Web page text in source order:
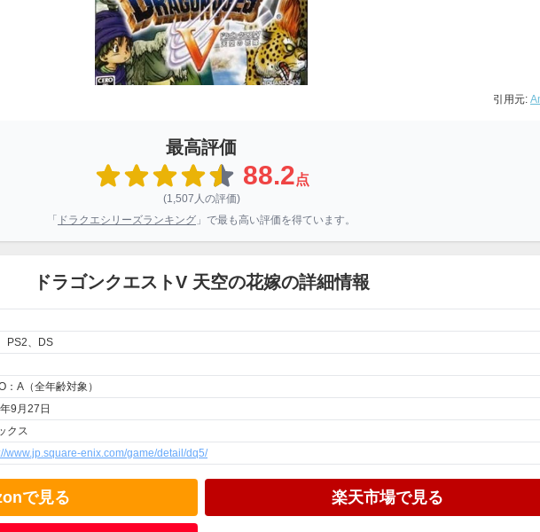
引用元:
最高評価
88.2点
(1,507人の評価)
「 ドラクエシリーズランキング 」で最も高い評価を得ています。
ドラゴンクエストV 天空の花嫁の詳細情報
PS2、DS
：A（全年齢対象）
9月27日
クス
www.jp.square-enix.com/game/detail/dq5/
で見る 楽天市場で見る